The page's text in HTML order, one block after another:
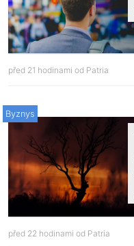
před 21 hodinami od Patria
Byznys
před 22 hodinami od Patria